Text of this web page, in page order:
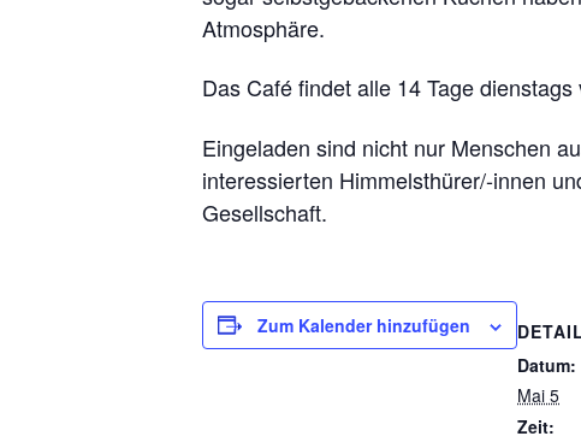
Atmosphäre.
Das Café findet alle 14 Tage
Eingeladen sind nicht nur Menschen
interessierten Himmelsthürer/-innen
Gesellschaft.
Zum Kalender hinzufügen
Datum:
Mai 5
Zeit: